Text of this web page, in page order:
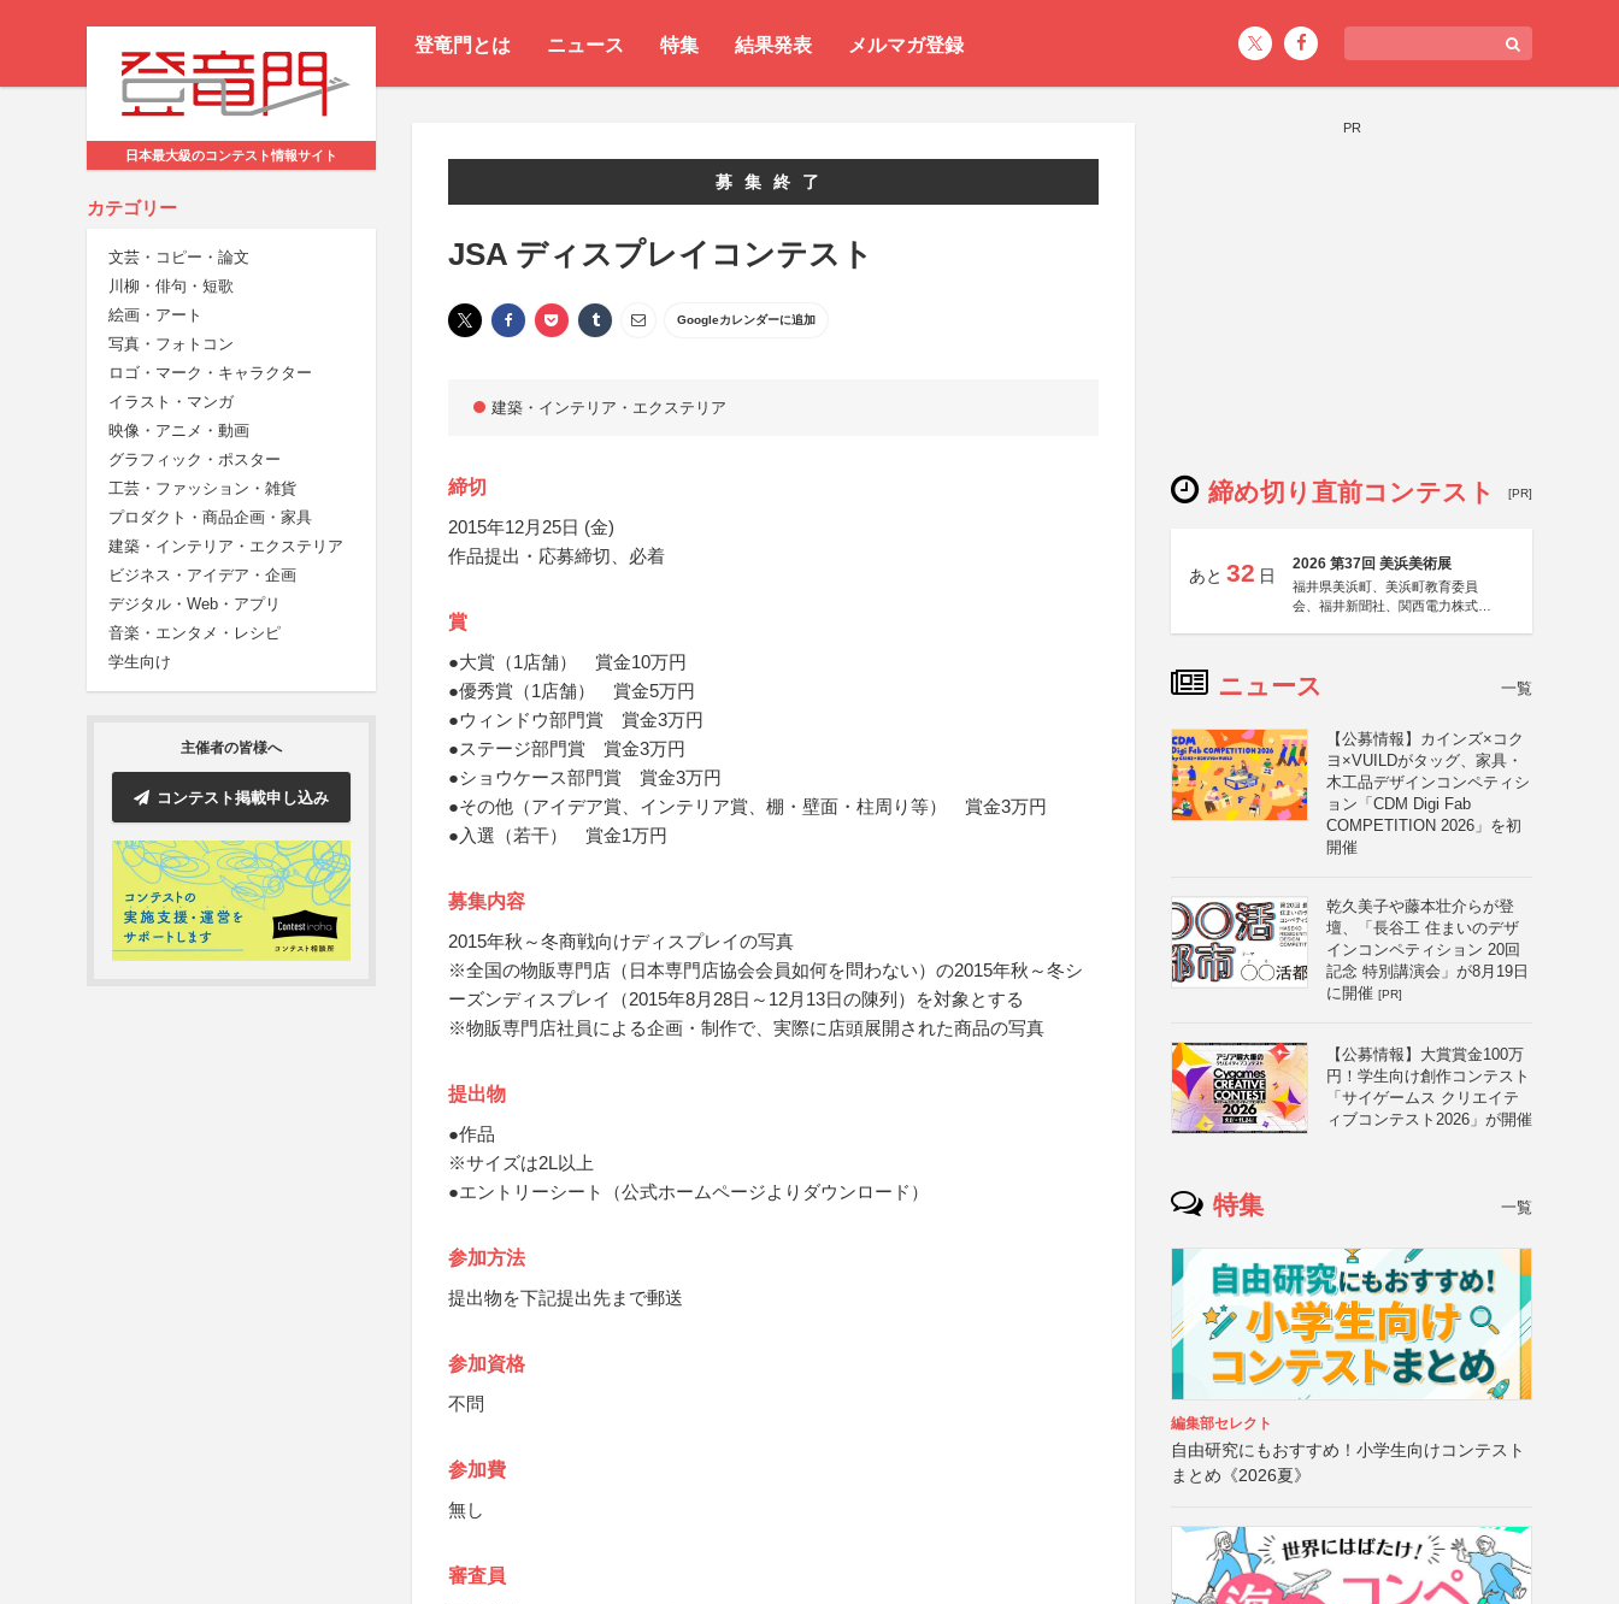
登竜門とは ニュース 特集 結果発表 メルマガ登録
日本最大級のコンテスト情報サイト
カテゴリー
文芸・コピー・論文
川柳・俳句・短歌
絵画・アート
写真・フォトコン
ロゴ・マーク・キャラクター
イラスト・マンガ
映像・アニメ・動画
グラフィック・ポスター
工芸・ファッション・雑貨
プロダクト・商品企画・家具
建築・インテリア・エクステリア
ビジネス・アイデア・企画
デジタル・Web・アプリ
音楽・エンタメ・レシピ
学生向け
主催者の皆様へ
コンテスト掲載申し込み
募集終了
JSA ディスプレイコンテスト
Googleカレンダーに追加
建築・インテリア・エクステリア
締切
2015年12月25日 (金)
作品提出・応募締切、必着
賞
●大賞（1店舗） 賞金10万円
●優秀賞（1店舗） 賞金5万円
●ウィンドウ部門賞 賞金3万円
●ステージ部門賞 賞金3万円
●ショウケース部門賞 賞金3万円
●その他（アイデア賞、インテリア賞、棚・壁面・柱周り等） 賞金3万円
●入選（若干） 賞金1万円
募集内容
2015年秋～冬商戦向けディスプレイの写真
※全国の物販専門店（日本専門店協会会員如何を問わない）の2015年秋～冬シ
ーズンディスプレイ（2015年8月28日～12月13日の陳列）を対象とする
※物販専門店社員による企画・制作で、実際に店頭展開された商品の写真
提出物
●作品
※サイズは2L以上
●エントリーシート（公式ホームページよりダウンロード）
参加方法
提出物を下記提出先まで郵送
参加資格
不問
参加費
無し
審査員
PR
締め切り直前コンテスト [PR]
あと 32 日
2026 第37回 美浜美術展
福井県美浜町、美浜町教育委員
会、福井新聞社、関西電力株式会
ニュース 一覧
【公募情報】カインズ×コク
ヨ×VUILDがタッグ、家具・
木工品デザインコンペティシ
ョン「CDM Digi Fab
COMPETITION 2026」を初
開催
乾久美子や藤本壮介らが登
壇、「長谷工 住まいのデザ
インコンペティション 20回
記念 特別講演会」が8月19日
に開催 [PR]
【公募情報】大賞賞金100万
円！学生向け創作コンテスト
「サイゲームス クリエイテ
ィブコンテスト2026」が開催
特集 一覧
編集部セレクト
自由研究にもおすすめ！小学生向けコンテスト
まとめ《2026夏》